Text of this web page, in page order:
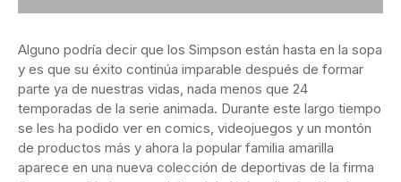
Alguno podría decir que los Simpson están hasta en la sopa
y es que su éxito continúa imparable después de formar
parte ya de nuestras vidas, nada menos que 24
temporadas de la serie animada. Durante este largo tiempo
se les ha podido ver en comics, videojuegos y un montón
de productos más y ahora la popular familia amarilla
aparece en una nueva colección de deportivas de la firma